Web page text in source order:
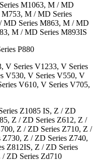
M1063, M / MD
M / MD Series
MD Series M863, M / MD
M / MD Series M893IS
P880
V Series V1233, V Series
V530, V Series V550, V
V610, V Series V705,
Z1085 IS, Z / ZD
Z / ZD Series Z612, Z /
Z / ZD Series Z710, Z /
Z / ZD Series Z740,
Z812IS, Z / ZD Series
ZD Series Zd710